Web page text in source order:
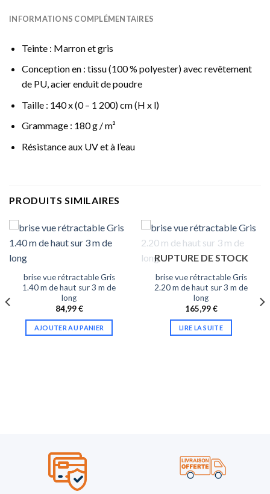
INFORMATIONS COMPLÉMENTAIRES
Teinte : Marron et gris
Conception en : tissu (100 % polyester) avec revêtement
de PU, acier enduit de poudre
Taille : 140 x (0 – 1 200) cm (H x l)
Grammage : 180 g / m²
Résistance aux UV et à l’eau
PRODUITS SIMILAIRES
brise vue rétractable Gris
1.40 m de haut sur 3 m de
long
84,99€
AJOUTER AU PANIER
RUPTURE DE STOCK
brise vue rétractable Gris
2.20 m de haut sur 3 m de
long
165,99€
LIRE LA SUITE